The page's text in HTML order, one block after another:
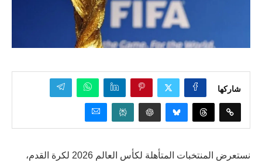
شاركها
نستعرض المنتخبات المتأهلة لكأس العالم 2026 لكرة القدم،